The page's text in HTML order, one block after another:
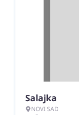
Salajka
NOVI SAD